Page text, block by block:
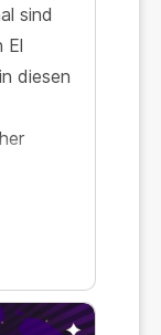
sind
El
diesen